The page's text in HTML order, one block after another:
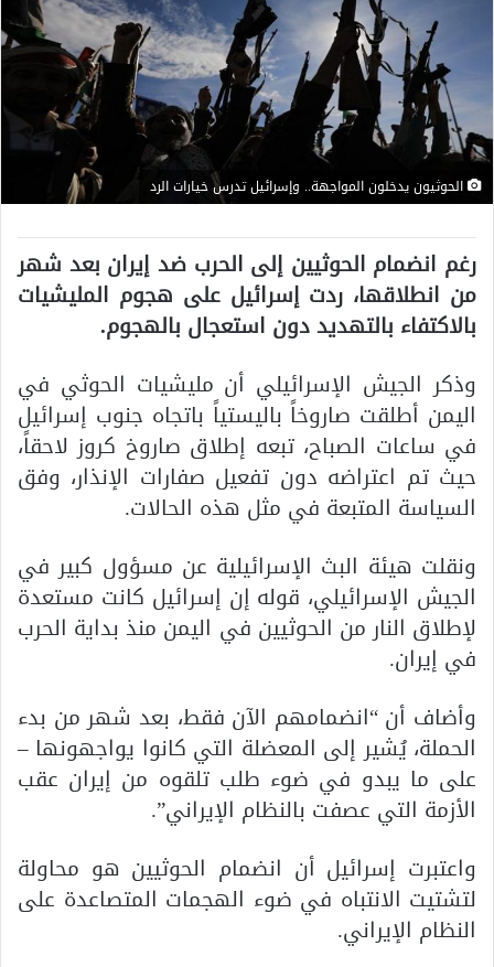
الحوثيون يدخلون المواجهة.. وإسرائيل تدرس خيارات الرد
رغم انضمام الحوثيين إلى الحرب ضد إيران بعد شهر
من انطلاقها، ردت إسرائيل على هجوم المليشيات
بالاكتفاء بالتهديد دون استعجال بالهجوم.
وذكر الجيش الإسرائيلي أن مليشيات الحوثي في
اليمن أطلقت صاروخاً باليستياً باتجاه جنوب إسرائيل
في ساعات الصباح، تبعه إطلاق صاروخ كروز لاحقاً،
حيث تم اعتراضه دون تفعيل صفارات الإنذار، وفق
السياسة المتبعة في مثل هذه الحالات.
ونقلت هيئة البث الإسرائيلية عن مسؤول كبير في
الجيش الإسرائيلي، قوله إن إسرائيل كانت مستعدة
لإطلاق النار من الحوثيين في اليمن منذ بداية الحرب
في إيران.
وأضاف أن “انضمامهم الآن فقط، بعد شهر من بدء
الحملة، يُشير إلى المعضلة التي كانوا يواجهونها –
على ما يبدو في ضوء طلب تلقوه من إيران عقب
الأزمة التي عصفت بالنظام الإيراني”.
واعتبرت إسرائيل أن انضمام الحوثيين هو محاولة
لتشتيت الانتباه في ضوء الهجمات المتصاعدة على
النظام الإيراني.